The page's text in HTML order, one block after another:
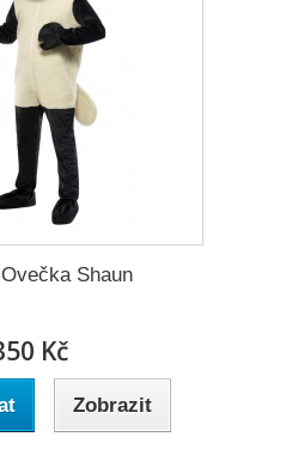
Shaun
Kč
Zobrazit